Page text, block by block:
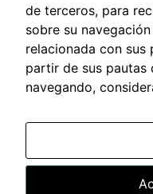
Tel.: 616 42
de terceros, para
sobre su
relacionada con sus
partir de sus pautas
navegando,